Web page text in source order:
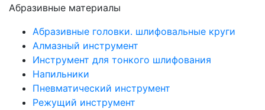
Абразивные материалы
Абразивные головки. шлифовальные круги
Алмазный инструмент
Инструмент для тонкого шлифования
Напильники
Пневматический инструмент
Режущий инструмент